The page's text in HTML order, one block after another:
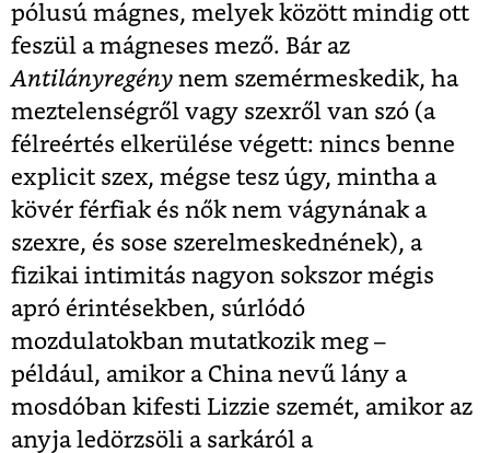
pólusú mágnes, melyek között mindig ott
feszül a mágneses mező. Bár az
Antilányregény nem szemérmeskedik, ha
meztelenségről vagy szexről van szó (a
félreértés elkerülése végett: nincs benne
explicit szex, mégse tesz úgy, mintha a
kövér férfiak és nők nem vágynának a
szexre, és sose szerelmeskednének), a
fizikai intimitás nagyon sokszor mégis
apró érintésekben, súrlódó
mozdulatokban mutatkozik meg –
például, amikor a China nevű lány a
mosdóban kifesti Lizzie szemét, amikor az
anyja ledörzsöli a sarkáról a